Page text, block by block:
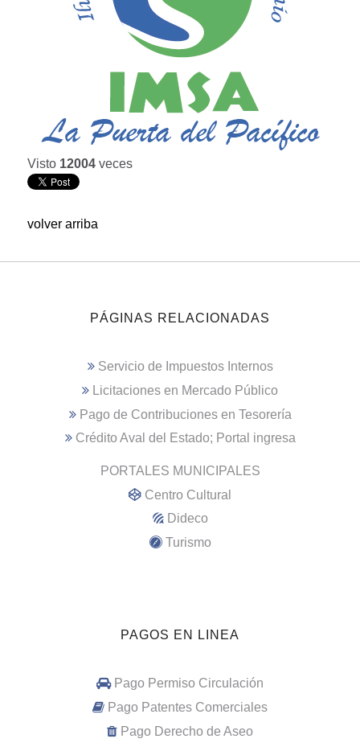
Visto 12004 veces
volver arriba
PÁGINAS RELACIONADAS
Servicio de Impuestos Internos
Licitaciones en Mercado Público
Pago de Contribuciones en Tesorería
Crédito Aval del Estado; Portal ingresa
PORTALES MUNICIPALES
Centro Cultural
Dideco
Turismo
PAGOS EN LINEA
Pago Permiso Circulación
Pago Patentes Comerciales
Pago Derecho de Aseo